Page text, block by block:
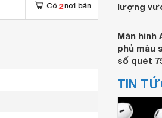
Có 2 nơi bán
lượng
Màn hình
phủ màu
số quét
TIN